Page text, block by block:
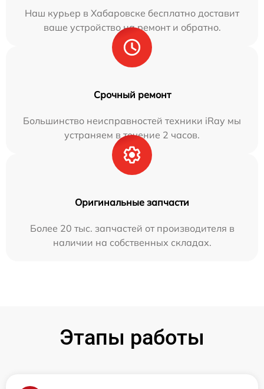
Наш курьер в Хабаровске бесплатно доставит
ваше устройство на ремонт и обратно.
Срочный ремонт
Большинство неисправностей техники iRay мы
устраняем в течение 2 часов.
Оригинальные запчасти
Более 20 тыс. запчастей от производителя в
наличии на собственных складах.
Этапы работы